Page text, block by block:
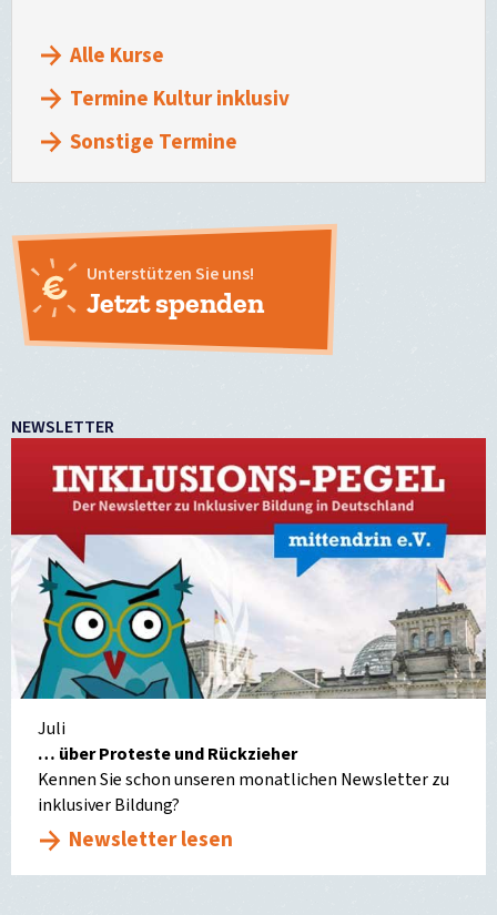
Alle Kurse
Termine Kultur inklusiv
Sonstige Termine
Unterstützen Sie uns!
Jetzt spenden
NEWSLETTER
Juli
… über Proteste und Rückzieher
Kennen Sie schon unseren monatlichen Newsletter zu
inklusiver Bildung?
Newsletter lesen